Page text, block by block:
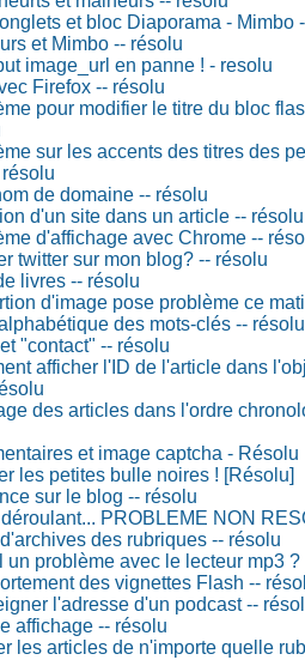
et bloc Diaporama - Mimbo
et Mimbo -- résolu
image_url en panne ! - resolu
Firefox -- résolu
pour modifier le titre du bloc
sur les accents des titres des
de domaine -- résolu
d'un site dans un article -- résolu
d'affichage avec Chrome --
twitter sur mon blog? -- résolu
livres -- résolu
d'image pose problème ce
des mots-clés -- résolu
"contact" -- résolu
afficher l'ID de l'article dans
des articles dans l'ordre
et image captcha - Résolu
les petites bulle noires ! [Résolu]
sur le blog -- résolu
PROBLEME NON
des rubriques -- résolu
un problème avec le lecteur mp3 ?
des vignettes Flash --
l'adresse d'un podcast --
affichage -- résolu
les articles de n'importe quelle